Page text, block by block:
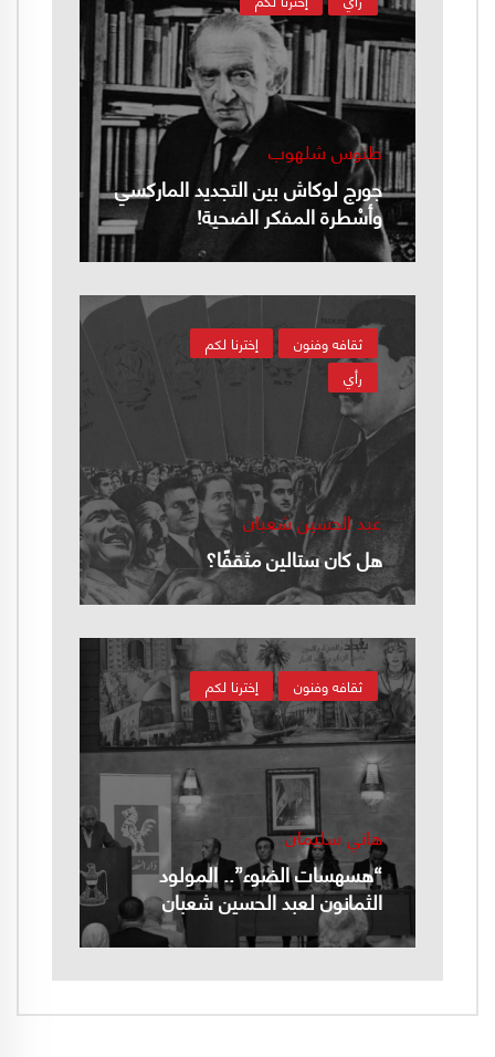
طنوس شلهوب
جورج لوكاش بين التجديد الماركسي
وأسْطرة المفكر الضحية!
إخترنا لكم
ثقافه وفنون
رأي
عبد الحسين شعبان
هل كان ستالين مثقفًا؟
إخترنا لكم ثقافه وفنون
هاني سليمان
“هسهسات الضوء”.. المولود
الثمانون لعبد الحسين شعبان